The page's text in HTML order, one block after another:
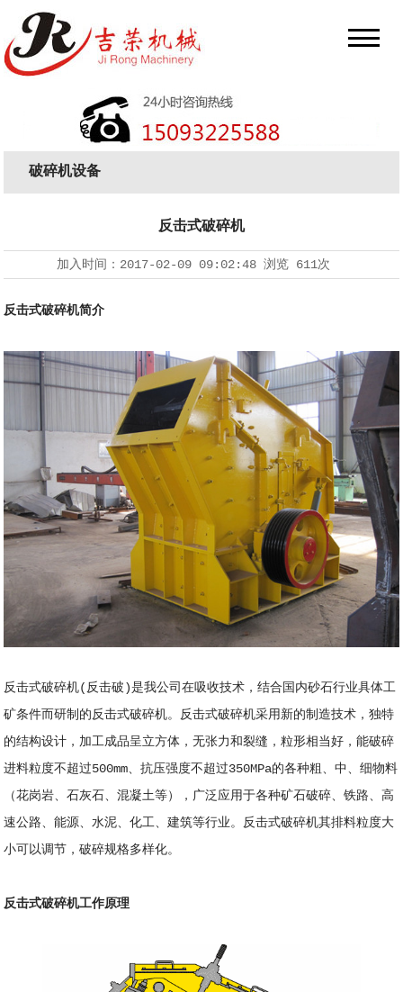
破碎机设备
反击式破碎机
加入时间： 2017-02-09 09:02:48浏览 611次
反击式破碎机简介
反击式破碎机(反击破)是我公司在吸收技术，结合国内砂石行业具体工
矿条件而研制的反击式破碎机。反击式破碎机采用新的制造技术，独特
的结构设计，加工成品呈立方体，无张力和裂缝，粒形相当好，能破碎
进料粒度不超过500mm、抗压强度不超过350MPa的各种粗、中、细物料
（花岗岩、石灰石、混凝土等），广泛应用于各种矿石破碎、铁路、高
速公路、能源、水泥、化工、建筑等行业。反击式破碎机其排料粒度大
小可以调节，破碎规格多样化。
反击式破碎机工作原理